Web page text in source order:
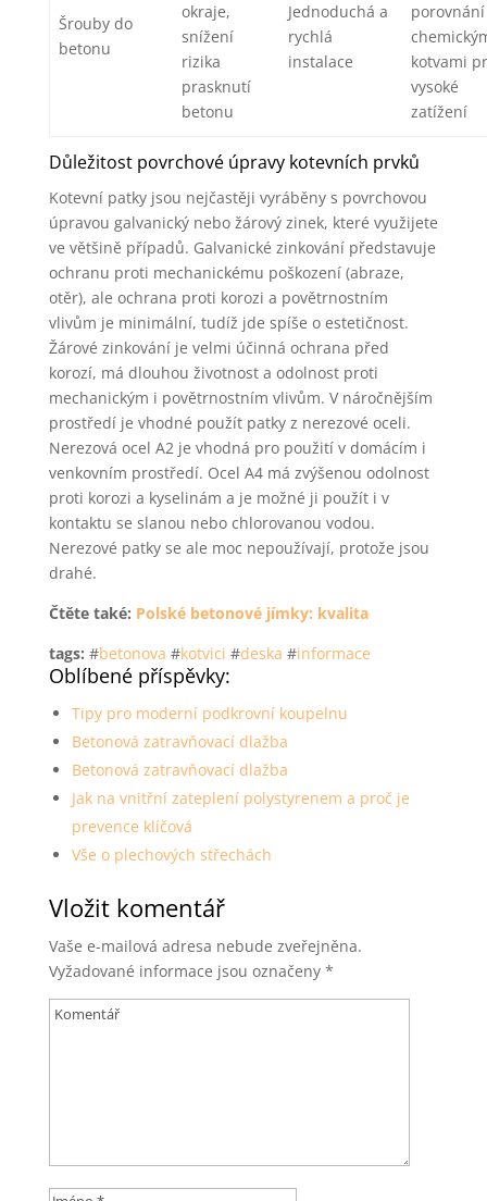
Šrouby do
betonu
okraje,
snížení
rizika
prasknutí
betonu
Jednoduchá a
rychlá
instalace
kotvami
vysoké
zatížení
Důležitost povrchové úpravy kotevních prvků
Kotevní patky jsou nejčastěji vyráběny s povrchovou
úpravou galvanický nebo žárový zinek, které využijete
ve většině případů. Galvanické zinkování představuje
ochranu proti mechanickému poškození (abraze,
otěr), ale ochrana proti korozi a povětrnostním
vlivům je minimální, tudíž jde spíše o estetičnost.
Žárové zinkování je velmi účinná ochrana před
korozí, má dlouhou životnost a odolnost proti
mechanickým i povětrnostním vlivům. V náročnějším
prostředí je vhodné použít patky z nerezové oceli.
Nerezová ocel A2 je vhodná pro použití v domácím i
venkovním prostředí. Ocel A4 má zvýšenou odolnost
proti korozi a kyselinám a je možné ji použít i v
kontaktu se slanou nebo chlorovanou vodou.
Nerezové patky se ale moc nepoužívají, protože jsou
drahé.
Čtěte také: Polské betonové jímky: kvalita
tags: #betonova #kotvici #deska #informace
Oblíbené příspěvky:
Tipy pro moderní podkrovní koupelnu
Betonová zatravňovací dlažba
Betonová zatravňovací dlažba
Jak na vnitřní zateplení polystyrenem a proč je
prevence klíčová
Vše o plechových střechách
Vložit komentář
Vaše e-mailová adresa nebude zveřejněna.
Vyžadované informace jsou označeny *